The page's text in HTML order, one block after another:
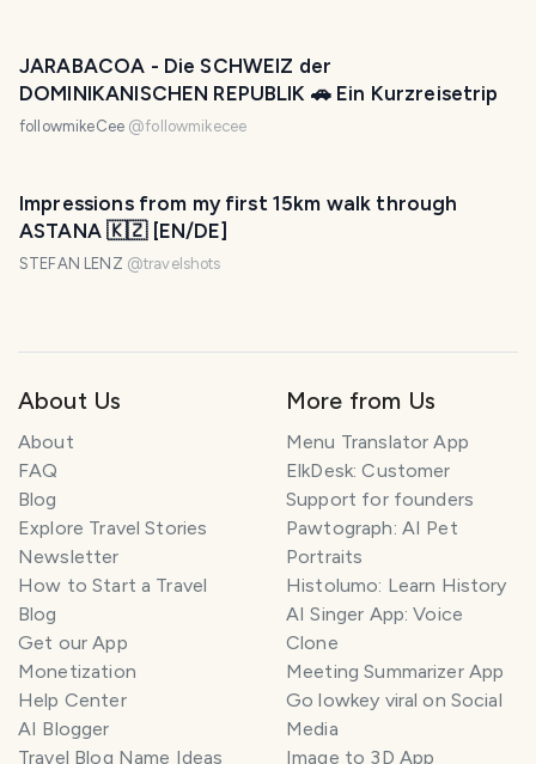
JARABACOA - Die SCHWEIZ der
DOMINIKANISCHEN REPUBLIK 🚗 Ein Kurzreisetrip
followmikeCee @followmikecee
Impressions from my first 15km walk through
ASTANA 🇰🇿 [EN/DE]
STEFAN LENZ @travelshots
About Us
About
FAQ
Blog
Explore Travel Stories
Newsletter
How to Start a Travel
Blog
Get our App
Monetization
Help Center
AI Blogger
Travel Blog Name Ideas
More from Us
Menu Translator App
ElkDesk: Customer
Support for founders
Pawtograph: AI Pet
Portraits
Histolumo: Learn History
AI Singer App: Voice
Clone
Meeting Summarizer App
Go lowkey viral on Social
Media
Image to 3D App